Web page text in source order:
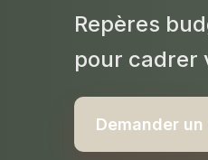
Repères
pour cadrer
Demander